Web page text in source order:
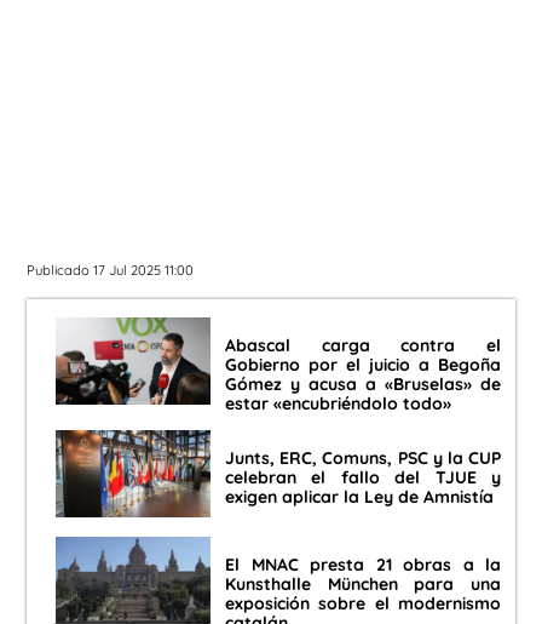
Publicado 17 Jul 2025 11:00
Abascal carga contra el
Gobierno por el juicio a Begoña
Gómez y acusa a «Bruselas» de
estar «encubriéndolo todo»
Junts, ERC, Comuns, PSC y la CUP
celebran el fallo del TJUE y
exigen aplicar la Ley de Amnistía
El MNAC presta 21 obras a la
Kunsthalle München para una
exposición sobre el modernismo